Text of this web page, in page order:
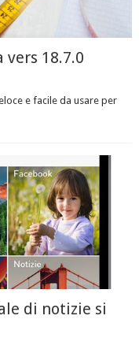
vers 18.7.0
e facile da usare per
di notizie si